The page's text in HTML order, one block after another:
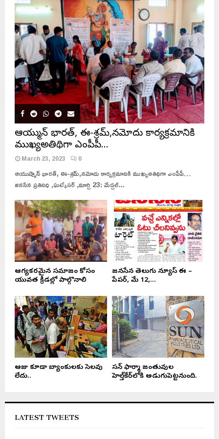
ఆయుష్మాన్ భారత్, ఈ-శ్రమ్,నమోదు కార్యక్రమానికి
ముఖ్యఅతిథిగా ఎంపీపీ…
March 23, 2023 0
ఆయుష్మాన్ భారత్, ఈ-శ్రమ్,నమోదు కార్యక్రమానికి ముఖ్యఅతిథిగా ఎంపీపీ…
జనసేన ప్రతినిధి ,ఘట్కేసర్ ,మార్చి 23: మేడ్చల్...
ఆరోగ్యకరమైన సమాజం కోసం
యువత క్రీడల్లో పాల్గొనాలి
జనసేన తెలుగు న్యూస్ ఈ –
పేపర్, మే 12,...
ఆరోజు కూడా బ్యాంకులకు సెలవు
లేదు..
సన్ ఫార్మా జంతువుల
హెల్త్‌కేర్‌లోకి అడుగుపెట్టనుంది.
LATEST TWEETS